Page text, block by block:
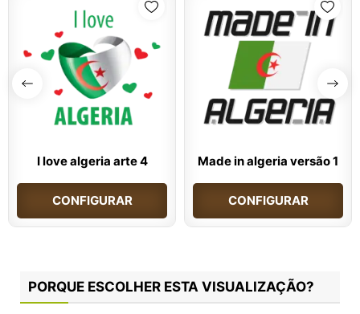
I love algeria arte 4
CONFIGURAR
Made in algeria versão 1
CONFIGURAR
PORQUE ESCOLHER ESTA VISUALIZAÇÃO?